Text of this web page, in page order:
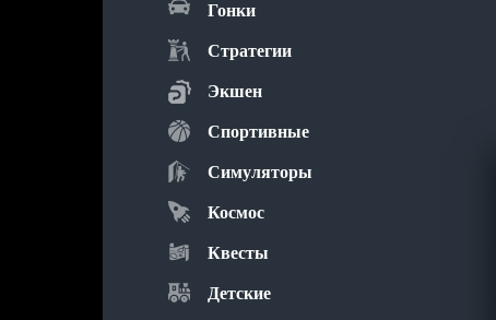
Гонки
Стратегии
Экшен
Спортивные
Симуляторы
Космос
Квесты
Детские